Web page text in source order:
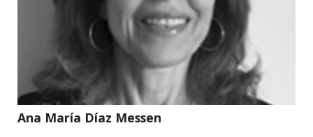
Ana María Díaz Messen